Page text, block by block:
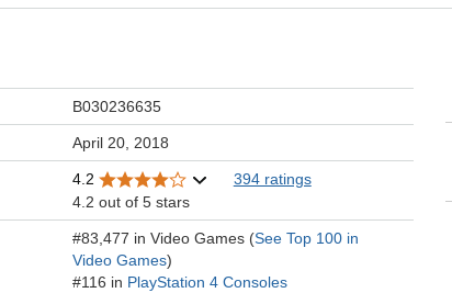
B030236635
April 20, 2018
4.2
394 ratings
4.2 out of 5 stars
#83,477 in Video Games (See Top 100 in
Video Games)
#116 in PlayStation 4 Consoles